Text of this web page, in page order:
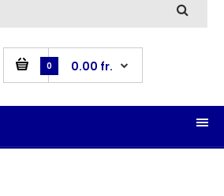
0 0.00 fr.